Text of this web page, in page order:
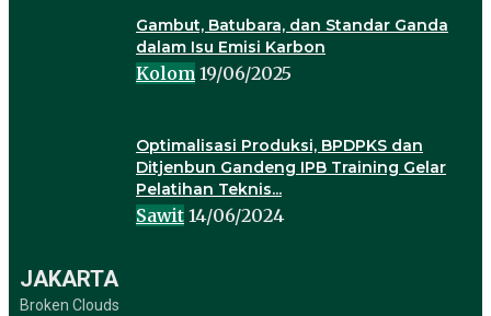
Gambut, Batubara, dan Standar Ganda
dalam Isu Emisi Karbon
Kolom 19/06/2025
Optimalisasi Produksi, BPDPKS dan
Ditjenbun Gandeng IPB Training Gelar
Pelatihan Teknis...
Sawit 14/06/2024
JAKARTA
Broken Clouds